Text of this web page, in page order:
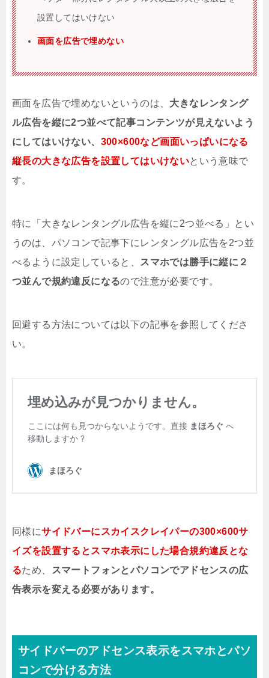
設置してはいけない
画面を広告で埋めない
画面を広告で埋めないというのは、 大きなレンタング
ル広告を縦に2つ並べて記事コンテンツが見えないよう
にしてはいけない、 300×600など画面いっぱいになる
縦長の大きな広告を設置してはいけないという意味で
す。
特に「大きなレンタングル広告を縦に2つ並べる」とい
うのは、パソコンで記事下にレンタングル広告を2つ並
べるように設定していると、
スマホでは勝手に縦に２
つ並んで規約違反になるので注意が必要です。
回避する方法については以下の記事を参照してくださ
い。
同様にサイドバーにスカイスクレイパーの300×600サ
イズを設置するとスマホ表示にした場合規約違反とな
るため、
スマートフォンとパソコンでアドセンスの広
告表示を変える必要があります。
サイドバーのアドセンス表示をスマホとパソ
コンで分ける方法